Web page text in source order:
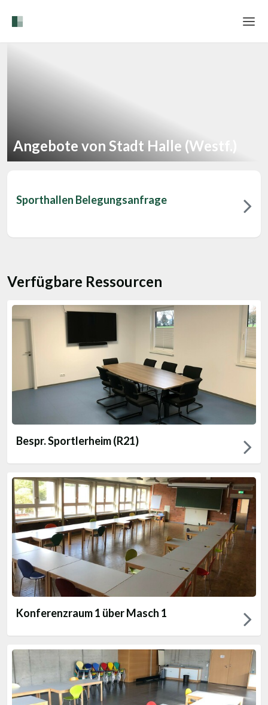
Angebote von Stadt Halle (Westf.)
Sporthallen Belegungsanfrage
Verfügbare Ressourcen
Bespr. Sportlerheim (R21)
Konferenzraum 1 über Masch 1